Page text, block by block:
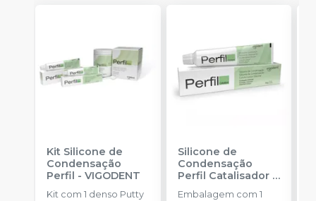
Kit Silicone de
Condensação
Perfil -VIGODENT
Kit com 1 denso Putty
Silicone de
Condensação
Perfil Catalisador-
VIGODENT
Embalagem com 1